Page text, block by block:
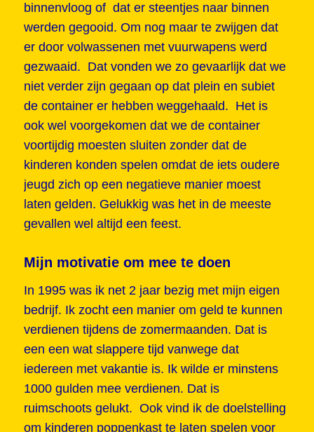
binnenvloog of dat er steentjes naar binnen
werden gegooid. Om nog maar te zwijgen dat
er door volwassenen met vuurwapens werd
gezwaaid. Dat vonden we zo gevaarlijk dat we
niet verder zijn gegaan op dat plein en subiet
de container er hebben weggehaald. Het is
ook wel voorgekomen dat we de container
voortijdig moesten sluiten zonder dat de
kinderen konden spelen omdat de iets oudere
jeugd zich op een negatieve manier moest
laten gelden. Gelukkig was het in de meeste
gevallen wel altijd een feest.
Mijn motivatie om mee te doen
In 1995 was ik net 2 jaar bezig met mijn eigen
bedrijf. Ik zocht een manier om geld te kunnen
verdienen tijdens de zomermaanden. Dat is
een een wat slappere tijd vanwege dat
iedereen met vakantie is. Ik wilde er minstens
1000 gulden mee verdienen. Dat is
ruimschoots gelukt. Ook vind ik de doelstelling
om kinderen poppenkast te laten spelen voor